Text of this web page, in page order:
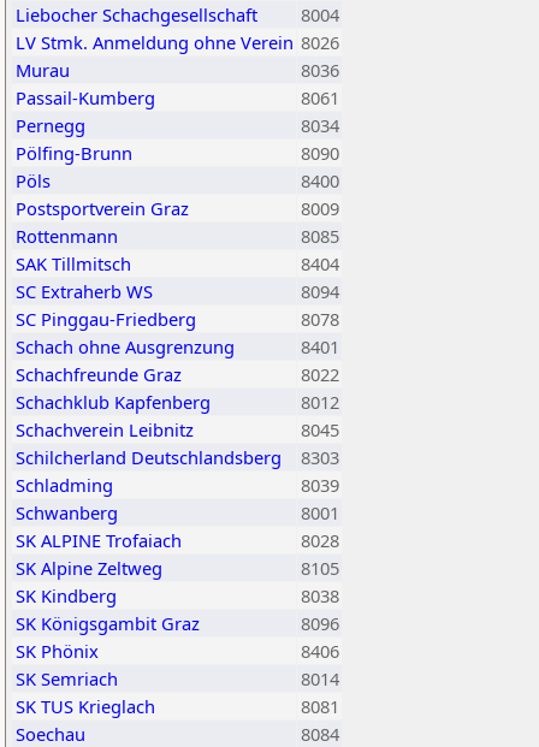
Liebocher Schachgesellschaft
8004
LV Stmk. Anmeldung ohne Verein 8026
Murau
8036
Passail-Kumberg
8061
Pernegg
8034
Pölfing-Brunn
8090
Pöls
8400
Postsportverein Graz
8009
Rottenmann
8085
SAK Tillmitsch
8404
SC Extraherb WS
8094
SC Pinggau-Friedberg
8078
Schach ohne Ausgrenzung
8401
Schachfreunde Graz
8022
Schachklub Kapfenberg
8012
Schachverein Leibnitz
8045
Schilcherland Deutschlandsberg
8303
Schladming
8039
Schwanberg
8001
SK ALPINE Trofaiach
8028
SK Alpine Zeltweg
8105
SK Kindberg
8038
SK Königsgambit Graz
8096
SK Phönix
8406
SK Semriach
8014
SK TUS Krieglach
8081
Soechau
8084